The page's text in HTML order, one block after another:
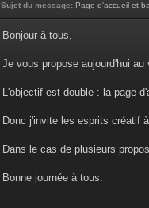
Sujet du message: Page d'accueil et
Bonjour à tous,
Je vous propose aujourd'hui
L'objectif est double : la page
Donc j'invite les esprits créatif
Dans le cas de plusieurs
Bonne journée à tous.